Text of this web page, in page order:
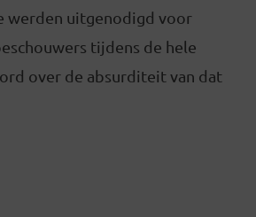
werden uitgenodigd voor
tijdens de hele
over de absurditeit van dat